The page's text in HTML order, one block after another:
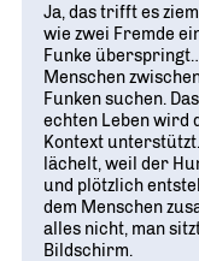
Ja, das trifft es
wie zwei Fremde
Funke
Menschen
Funken suchen.
echten Leben wird
Kontext
lächelt, weil der
und plötzlich
dem Menschen
alles nicht, man
Bildschirm.